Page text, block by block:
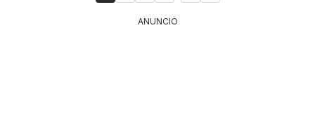
ANUNCIO